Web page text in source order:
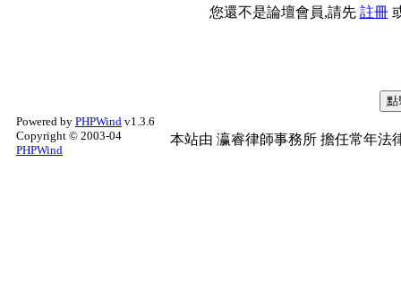
您還不是論壇會員,請先 註冊
Powered by PHPWind v1.3.6
Copyright © 2003-04
PHPWind
本站由 瀛睿律師事務所 擔任常年法